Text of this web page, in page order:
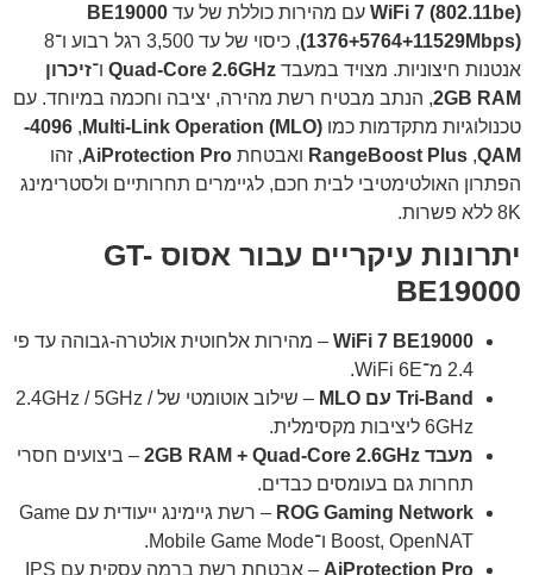
WiFi 7 (802.11be) עם מהירות כוללת של עד BE19000
(1376+5764+11529Mbps)
, כיסוי של עד 3,500 רגל רבוע ו־8
אנטנות חיצוניות. מצויד במעבד Quad-Core 2.6GHz ו־זיכרון
2GB RAM, הנתב מבטיח רשת מהירה, יציבה וחכמה במיוחד. עם
טכנולוגיות מתקדמות כמו Multi-Link Operation (MLO)
, ‏
4096-
QAM
, ‏
RangeBoost Plus ואבטחת AiProtection Pro, זהו
הפתרון האולטימטיבי לבית חכם, לגיימרים תחרותיים ולסטרימינג
8K ללא פשרות.
יתרונות עיקריים עבור אסוס GT-
BE19000
WiFi 7 BE19000 – מהירות אלחוטית אולטרה-גבוהה עד פי
2.4 מ־WiFi 6E.
Tri-Band עם MLO
– שילוב אוטומטי של 2.4GHz / 5GHz /
6GHz ליציבות מקסימלית.
מעבד Quad-Core 2.6GHz + ‏2GB RAM
– ביצועים חסרי
תחרות גם בעומסים כבדים.
ROG Gaming Network
– רשת גיימינג ייעודית עם Game
Boost, OpenNAT ו־Mobile Game Mode.
AiProtection Pro
– אבטחת רשת ברמה עסקית עם IPS